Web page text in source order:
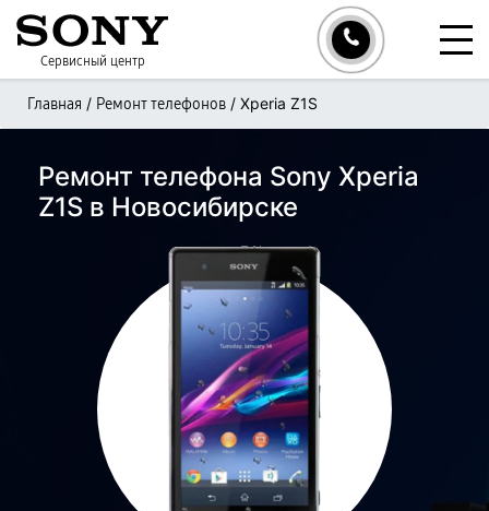
Сервисный центр
Главная / Ремонт телефонов / Xperia Z1S
Ремонт телефона Sony Xperia
Z1S в Новосибирске